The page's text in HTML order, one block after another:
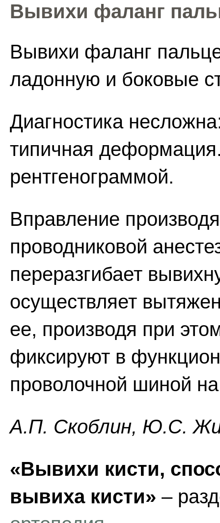
Вывихи фаланг
Вывихи фаланг
ладонную и боковые
Диагностика
типичная
рентгенограммой.
Вправление
проводниковой
переразгибает
осуществляет
ее, производя при
фиксируют в
проволочной шиной
А.П. Скоблин, Ю.С.
«Вывихи кисти,
вывиха кисти» –